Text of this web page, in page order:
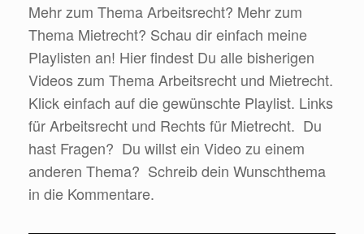
Mehr zum Thema Arbeitsrecht? Mehr zum
Thema Mietrecht? Schau dir einfach meine
Playlisten an! Hier findest Du alle bisherigen
Videos zum Thema Arbeitsrecht und Mietrecht.
Klick einfach auf die gewünschte Playlist. Links
für Arbeitsrecht und Rechts für Mietrecht. Du
hast Fragen? Du willst ein Video zu einem
anderen Thema? Schreib dein Wunschthema
in die Kommentare.